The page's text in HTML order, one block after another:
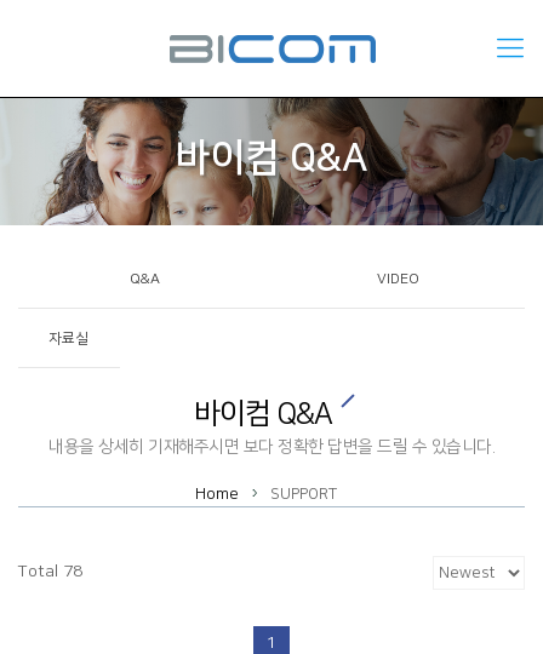
바이컴 Q&A
Q&A VIDEO
자료실
바이컴 Q&A
내용을 상세히 기재해주시면 보다 정확한 답변을 드릴 수 있습니다.
Home SUPPORT
Total 78
1